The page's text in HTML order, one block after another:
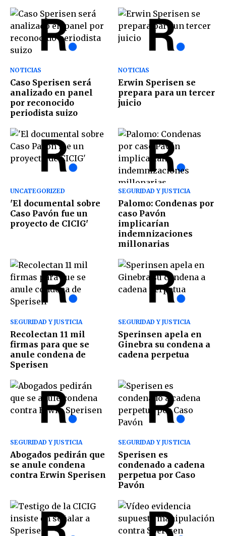
NOTICIAS
Caso Sperisen será
analizado en panel
por reconocido
periodista suizo
NOTICIAS
Erwin Sperisen se
prepara para un tercer
juicio
UNCATEGORIZED
'El documental sobre
Caso Pavón fue un
proyecto de CICIG'
SEGURIDAD Y JUSTICIA
Palomo: Condenas por
caso Pavón
implicarían
indemnizaciones
millonarias
SEGURIDAD Y JUSTICIA
Recolectan 11 mil
firmas para que se
anule condena de
Sperisen
SEGURIDAD Y JUSTICIA
Sperinsen apela en
Ginebra su condena a
cadena perpetua
SEGURIDAD Y JUSTICIA
Abogados pedirán que
se anule condena
contra Erwin Sperisen
SEGURIDAD Y JUSTICIA
Sperisen es
condenado a cadena
perpetua por Caso
Pavón